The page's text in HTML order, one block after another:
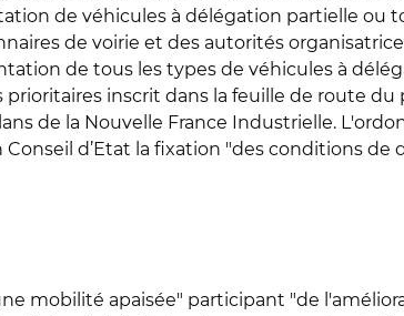
de véhicules à délégation partielle ou
de voirie et des autorités
de tous les types de véhicules à
inscrit dans la feuille de route
de la Nouvelle France Industrielle.
d’Etat la fixation "des conditions de
mobilité apaisée" participant "de